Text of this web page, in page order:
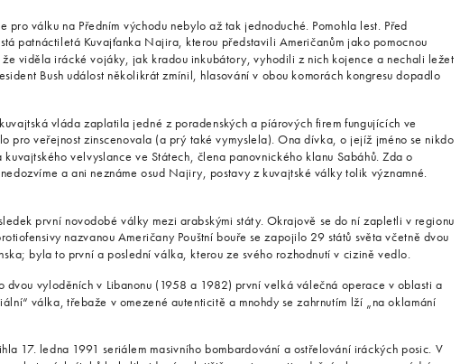
pro válku na Předním východu nebylo až tak jednoduché. Pomohla lest. Před
patnáctiletá Kuvajťanka Najira, kterou představili Američanům jako pomocnou
že viděla irácké vojáky, jak kradou inkubátory, vyhodili z nich kojence a nechali ležet
Bush událost několikrát zmínil, hlasování v obou komorách kongresu dopadlo
vláda zaplatila jedné z poradenských a píárových firem fungujících ve
pro veřejnost zinscenovala (a prý také vymyslela). Ona dívka, o jejíž jméno se nikdo
velvyslance ve Státech, člena panovnického klanu Sabáhů. Zda o
a ani neznáme osud Najiry, postavy z kuvajtské války tolik významné.
první novodobé války mezi arabskými státy. Okrajově se do ní zapletli v regionu
nazvanou Američany Pouštní bouře se zapojilo 29 států světa včetně dvou
byla to první a poslední válka, kterou ze svého rozhodnutí v cizině vedlo.
dvou vyloděních v Libanonu (1958 a 1982) první velká válečná operace v oblasti a
válka, třebaže v omezené autenticitě a mnohdy se zahrnutím lží „na oklamání
17. ledna 1991 seriálem masivního bombardování a ostřelování iráckých posic. V